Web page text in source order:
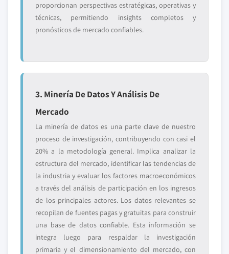
proporcionan perspectivas estratégicas, operativas y
técnicas, permitiendo insights completos y
pronósticos de mercado confiables.
3. Minería De Datos Y Análisis De
Mercado
La minería de datos es una parte clave de nuestro
proceso de investigación, contribuyendo con casi el
20% a la metodología general. Implica analizar la
estructura del mercado, identificar las tendencias de
la industria y evaluar los factores macroeconómicos
a través del análisis de participación en los ingresos
de los principales actores. Los datos relevantes se
recopilan de fuentes pagas y gratuitas para construir
una base de datos confiable. Esta información se
integra luego para respaldar la investigación
primaria y el dimensionamiento del mercado, con